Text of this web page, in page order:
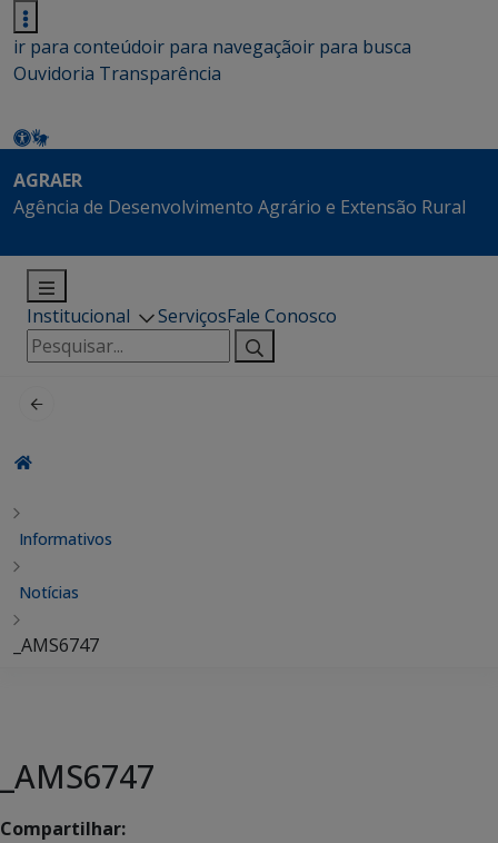
ir para conteúdoir para navegaçãoir para busca
Ouvidoria Transparência
AGRAER
Agência de Desenvolvimento Agrário e Extensão Rural
Institucional ServiçosFale Conosco
Pesquisar
por:
Informativos
Notícias
_AMS6747
_AMS6747
Compartilhar: